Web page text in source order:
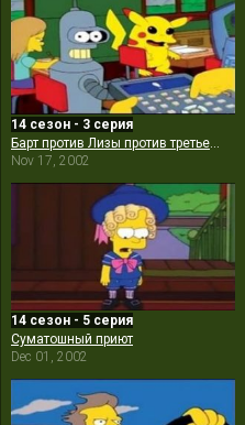
14 сезон - 3 серия
Барт против Лизы против третьего класса
Nov 17, 2002
14 сезон - 5 серия
Суматошный приют
Dec 01, 2002